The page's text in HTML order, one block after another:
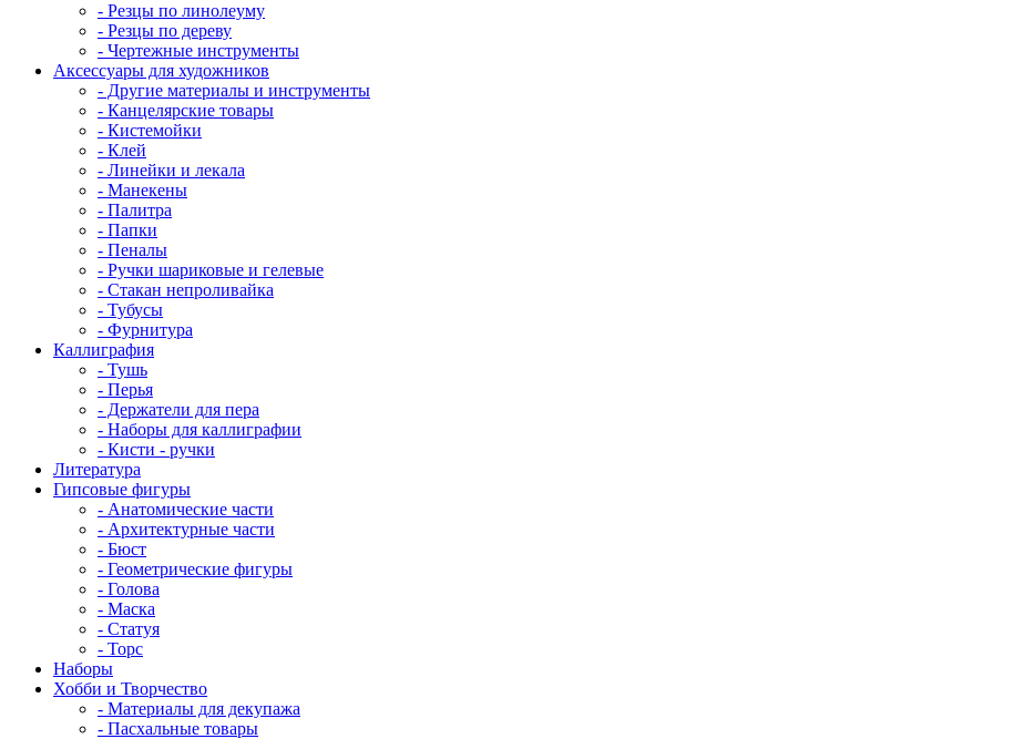
- Резцы по линолеуму
- Резцы по дереву
- Чертежные инструменты
Аксессуары для художников
- Другие материалы и инструменты
- Канцелярские товары
- Кистемойки
- Клей
- Линейки и лекала
- Манекены
- Палитра
- Папки
- Пеналы
- Ручки шариковые и гелевые
- Стакан непроливайка
- Тубусы
- Фурнитура
Каллиграфия
- Тушь
- Перья
- Держатели для пера
- Наборы для каллиграфии
- Кисти - ручки
Литература
Гипсовые фигуры
- Анатомические части
- Архитектурные части
- Бюст
- Геометрические фигуры
- Голова
- Маска
- Статуя
- Торс
Наборы
Хобби и Творчество
- Материалы для декупажа
- Пасхальные товары